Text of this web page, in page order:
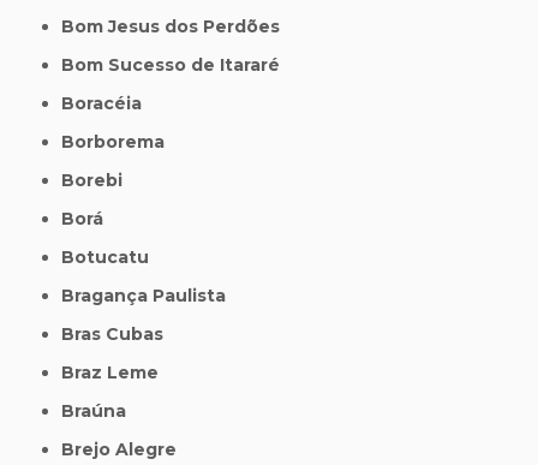
Bom Jesus dos Perdões
Bom Sucesso de Itararé
Boracéia
Borborema
Borebi
Borá
Botucatu
Bragança Paulista
Bras Cubas
Braz Leme
Braúna
Brejo Alegre